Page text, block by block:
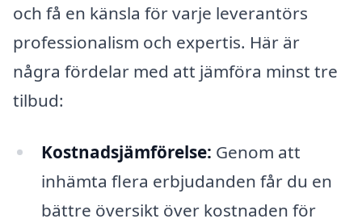
och få en känsla för varje leverantörs
professionalism och expertis. Här är
några fördelar med att jämföra minst tre
tilbud:
Kostnadsjämförelse: Genom att
inhämta flera erbjudanden får du en
bättre översikt över kostnaden för